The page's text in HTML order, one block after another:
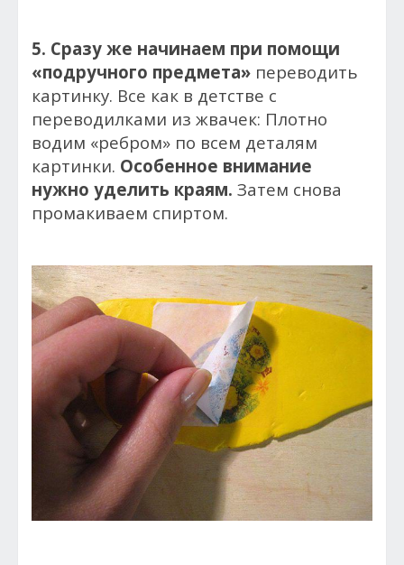
5. Сразу же начинаем при помощи
«подручного предмета» переводить
картинку. Все как в детстве с
переводилками из жвачек: Плотно
водим «ребром» по всем деталям
картинки. Особенное внимание
нужно уделить краям. Затем снова
промакиваем спиртом.